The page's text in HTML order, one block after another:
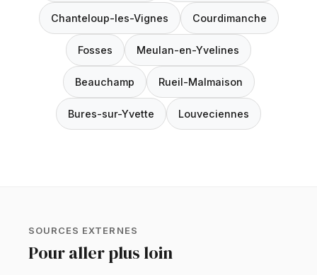
Chanteloup-les-Vignes Courdimanche
Fosses Meulan-en-Yvelines
Beauchamp Rueil-Malmaison
Bures-sur-Yvette Louveciennes
SOURCES EXTERNES
Pour aller plus loin